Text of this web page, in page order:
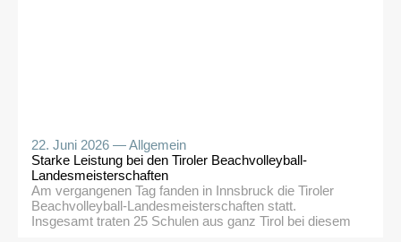
22. Juni 2026 —Allgemein
Starke Leistung bei den Tiroler Beachvolleyball-
Landesmeisterschaften
Am vergangenen Tag fanden in Innsbruck die Tiroler
Beachvolleyball-Landesmeisterschaften statt.
Insgesamt traten 25 Schulen aus ganz Tirol bei diesem